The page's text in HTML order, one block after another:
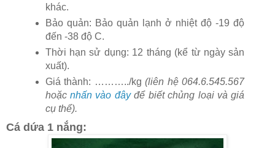
khác.
Bảo quản: Bảo quản lạnh ở nhiệt độ -19 độ
đến -38 độ C.
Thời hạn sử dụng: 12 tháng (kể từ ngày sản
xuất).
Giá thành: ………../kg(liên hệ 064.6.545.567
hoặcnhấn vào đâyđể biết chủng loại và giá
cụ thể).
Cá dứa 1 nắng: